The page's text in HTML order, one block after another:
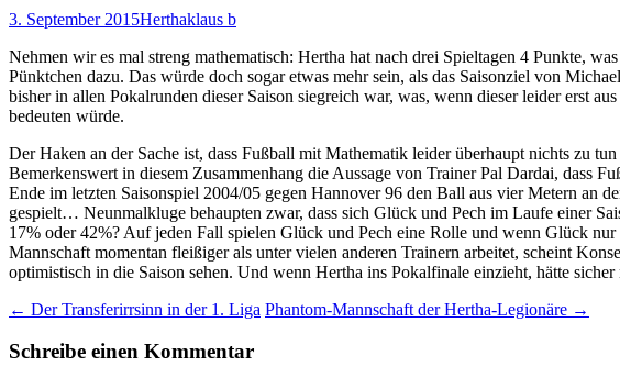
3. September 2015Herthaklaus b
Nehmen wir es mal streng mathematisch: Hertha hat nach drei Spieltagen 4 Punkte,
Pünktchen dazu. Das würde doch sogar etwas mehr sein, als das Saisonziel von
bisher in allen Pokalrunden dieser Saison siegreich war, was, wenn dieser leider erst
bedeuten würde.
Der Haken an der Sache ist, dass Fußball mit Mathematik leider überhaupt nichts zu
Bemerkenswert in diesem Zusammenhang die Aussage von Trainer Pal Dardai, dass
Ende im letzten Saisonspiel 2004/05 gegen Hannover 96 den Ball aus vier Metern an
gespielt… Neunmalkluge behaupten zwar, dass sich Glück und Pech im Laufe einer
17% oder 42%? Auf jeden Fall spielen Glück und Pech eine Rolle und wenn Glück
Mannschaft momentan fleißiger als unter vielen anderen Trainern arbeitet, scheint
optimistisch in die Saison sehen. Und wenn Hertha ins Pokalfinale einzieht, hätte
Beitragsnavigation
← Der Transferirrsinn in der 1. Liga Phantom-Mannschaft der Hertha-Legionäre →
Schreibe einen Kommentar